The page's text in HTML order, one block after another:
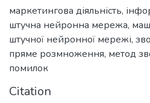
маркетингова діяльність,
штучна нейронна мережа,
штучної нейронної мережі,
пряме розмноження, метод
помилок
Citation